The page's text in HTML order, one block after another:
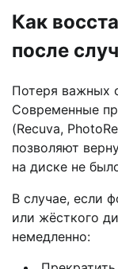
Как
после
Потеря важных
Современные
(Recuva,
позволяют
на диске не
В случае, если
или жёсткого
немедленно: